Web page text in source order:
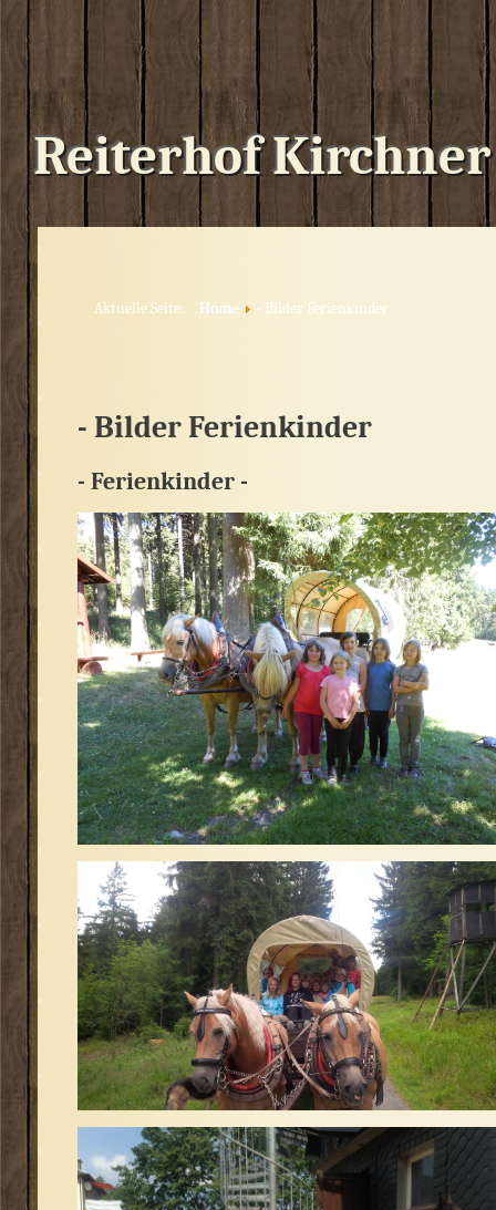
Reiterhof Kirchner
Aktuelle Seite: Home - Bilder Ferienkinder
- Bilder Ferienkinder
- Ferienkinder -